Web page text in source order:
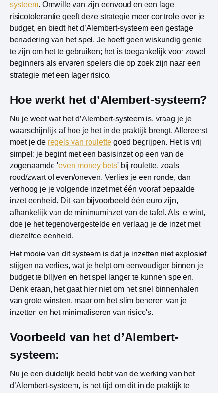
systeem. Omwille van zijn eenvoud en een lage
risicotolerantie geeft deze strategie meer controle over je
budget, en biedt het d’Alembert-systeem een gestage
benadering van het spel. Je hoeft geen wiskundig genie
te zijn om het te gebruiken; het is toegankelijk voor zowel
beginners als ervaren spelers die op zoek zijn naar een
strategie met een lager risico.
Hoe werkt het d’Alembert-systeem?
Nu je weet wat het d’Alembert-systeem is, vraag je je
waarschijnlijk af hoe je het in de praktijk brengt. Allereerst
moet je de regels van roulette goed begrijpen. Het is vrij
simpel: je begint met een basisinzet op een van de
zogenaamde 'even money bets' bij roulette, zoals
rood/zwart of even/oneven. Verlies je een ronde, dan
verhoog je je volgende inzet met één vooraf bepaalde
inzet eenheid. Dit kan bijvoorbeeld één euro zijn,
afhankelijk van de minimuminzet van de tafel. Als je wint,
doe je het tegenovergestelde en verlaag je de inzet met
diezelfde eenheid.
Het mooie van dit systeem is dat je inzetten niet explosief
stijgen na verlies, wat je helpt om eenvoudiger binnen je
budget te blijven en het spel langer te kunnen spelen.
Denk eraan, het gaat hier niet om het snel binnenhalen
van grote winsten, maar om het slim beheren van je
inzetten en het minimaliseren van risico's.
Voorbeeld van het d’Alembert-
systeem:
Nu je een duidelijk beeld hebt van de werking van het
d’Alembert-systeem, is het tijd om dit in de praktijk te